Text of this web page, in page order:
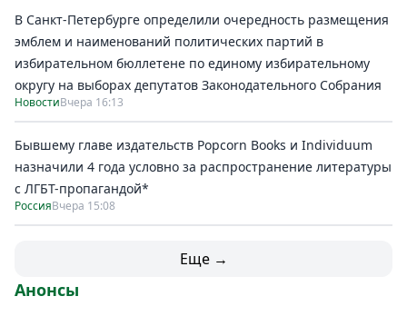
В Санкт-Петербурге определили очередность размещения
эмблем и наименований политических партий в
избирательном бюллетене по единому избирательному
округу на выборах депутатов Законодательного Собрания
НовостиВчера 16:13
Бывшему главе издательств Popcorn Books и Individuum
назначили 4 года условно за распространение литературы
с ЛГБТ-пропагандой*
РоссияВчера 15:08
Еще →
Анонсы